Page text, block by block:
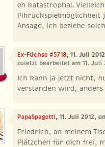
eh katastrophal.
Pikrückspielmöglichkeit
Ansage, ich beziehe
Ex-Füchse #5718, 11. Juli
zuletzt bearbeitet am 11. Juli
Ich kann ja jetzt nicht,
verstanden wird, anders
PapaSpagetti, 11. Juli 2012,
Friedrich, an meinem
Plätzchen für dich frei,